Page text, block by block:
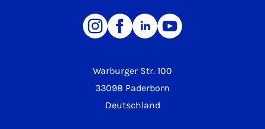
Warburger Str. 100
33098 Paderborn
Deutschland